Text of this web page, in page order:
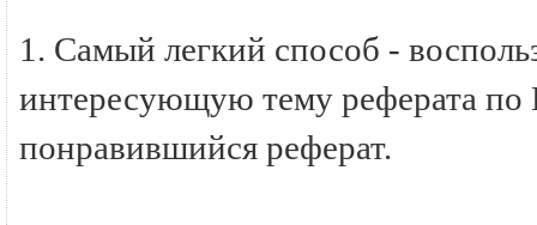
1. Самый легкий способ -
интересующую тему реферата по
понравившийся реферат.